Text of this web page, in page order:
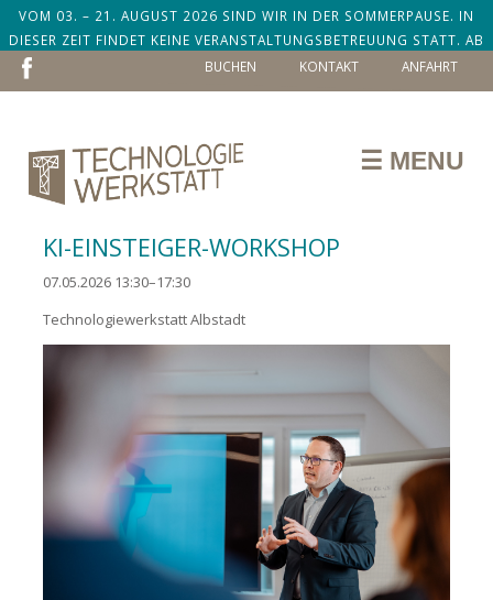
VOM 03. – 21. AUGUST 2026 SIND WIR IN DER SOMMERPAUSE. IN
DIESER ZEIT FINDET KEINE VERANSTALTUNGSBETREUUNG STATT. AB
DEM 24. AUGUST SIND WIR ZURÜCK!
NAVIGATION
ÜBERSPRINGEN
ANFAHRT
KONTAKT
BUCHEN
☰ MENU
KI-EINSTEIGER-WORKSHOP
07.05.2026 13:30–17:30
Technologiewerkstatt Albstadt